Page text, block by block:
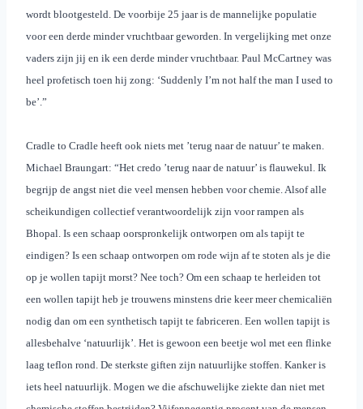
wordt blootgesteld. De voorbije 25 jaar is de mannelijke populatie
voor een derde minder vruchtbaar geworden. In vergelijking met onze
vaders zijn jij en ik een derde minder vruchtbaar. Paul McCartney was
heel profetisch toen hij zong: ‘Suddenly I’m not half the man I used to
be’.”
Cradle to Cradle heeft ook niets met ’terug naar de natuur’ te maken.
Michael Braungart: “Het credo ’terug naar de natuur’ is flauwekul. Ik
begrijp de angst niet die veel mensen hebben voor chemie. Alsof alle
scheikundigen collectief verantwoordelijk zijn voor rampen als
Bhopal. Is een schaap oorspronkelijk ontworpen om als tapijt te
eindigen? Is een schaap ontworpen om rode wijn af te stoten als je die
op je wollen tapijt morst? Nee toch? Om een schaap te herleiden tot
een wollen tapijt heb je trouwens minstens drie keer meer chemicaliën
nodig dan om een synthetisch tapijt te fabriceren. Een wollen tapijt is
allesbehalve ‘natuurlijk’. Het is gewoon een beetje wol met een flinke
laag teflon rond. De sterkste giften zijn natuurlijke stoffen. Kanker is
iets heel natuurlijk. Mogen we die afschuwelijke ziekte dan niet met